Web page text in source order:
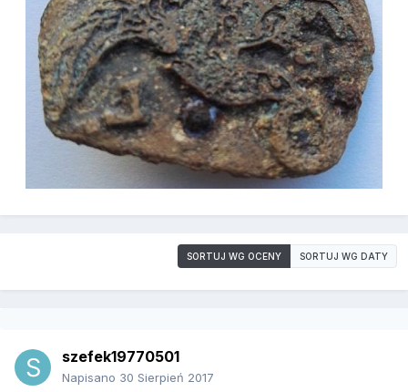
SORTUJ WG OCENY SORTUJ WG DATY
szefek19770501
Napisano 30 Sierpień 2017